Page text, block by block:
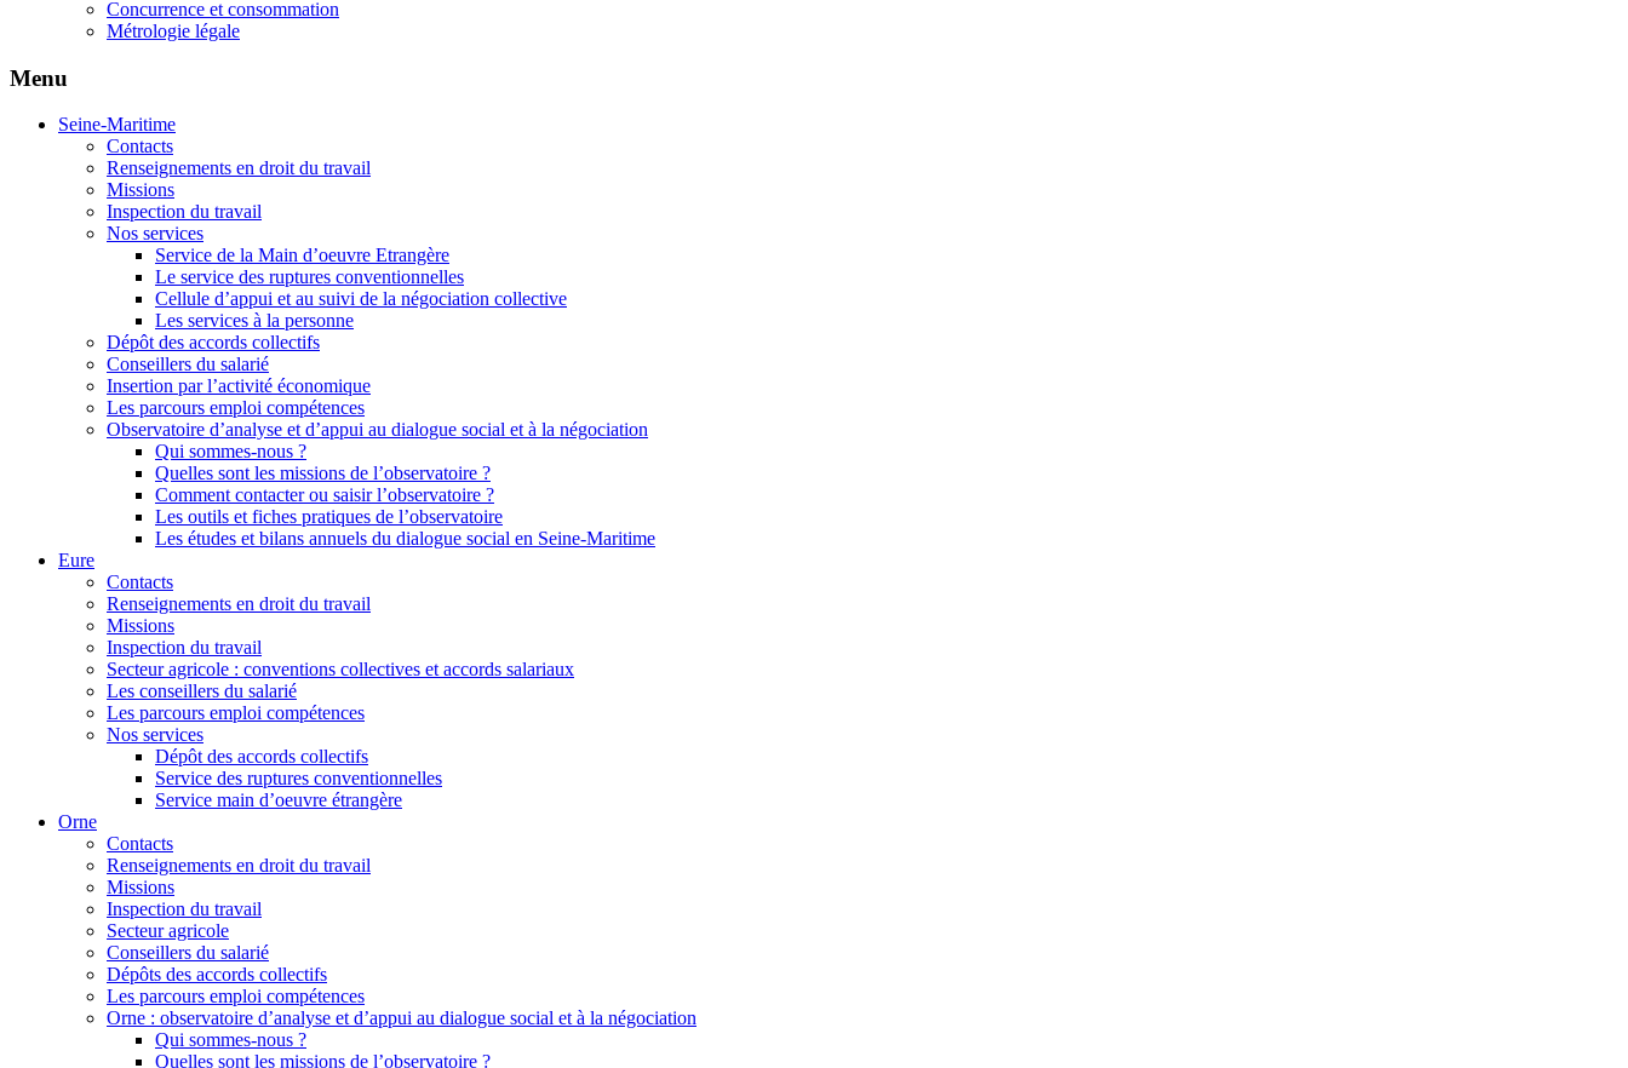
Concurrence et consommation
Métrologie légale
Menu
Seine-Maritime
Contacts
Renseignements en droit du travail
Missions
Inspection du travail
Nos services
Service de la Main d’oeuvre Etrangère
Le service des ruptures conventionnelles
Cellule d’appui et au suivi de la négociation collective
Les services à la personne
Dépôt des accords collectifs
Conseillers du salarié
Insertion par l’activité économique
Les parcours emploi compétences
Observatoire d’analyse et d’appui au dialogue social et à la négociation
Qui sommes-nous ?
Quelles sont les missions de l’observatoire ?
Comment contacter ou saisir l’observatoire ?
Les outils et fiches pratiques de l’observatoire
Les études et bilans annuels du dialogue social en Seine-Maritime
Eure
Contacts
Renseignements en droit du travail
Missions
Inspection du travail
Secteur agricole : conventions collectives et accords salariaux
Les conseillers du salarié
Les parcours emploi compétences
Nos services
Dépôt des accords collectifs
Service des ruptures conventionnelles
Service main d’oeuvre étrangère
Orne
Contacts
Renseignements en droit du travail
Missions
Inspection du travail
Secteur agricole
Conseillers du salarié
Dépôts des accords collectifs
Les parcours emploi compétences
Orne : observatoire d’analyse et d’appui au dialogue social et à la négociation
Qui sommes-nous ?
Quelles sont les missions de l’observatoire ?